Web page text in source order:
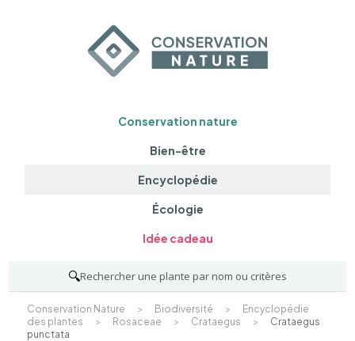
Conservation nature
Bien-être
Encyclopédie
Écologie
Idée cadeau
🔍Rechercher une plante par nom ou critères
Conservation Nature > Biodiversité >
Encyclopédie
des plantes
> Rosaceae > Crataegus >
Crataegus
punctata